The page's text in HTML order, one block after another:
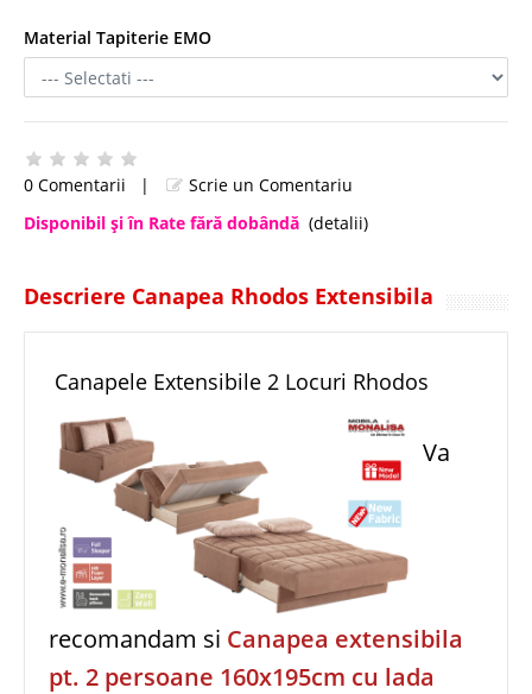
Material Tapiterie EMO
0 Comentarii |
Scrie un Comentariu
Disponibil şi în Rate fără dobândă (detalii)
Descriere Canapea Rhodos Extensibila
Canapele Extensibile 2 Locuri Rhodos
Va
recomandam si Canapea extensibila
pt. 2 persoane 160x195cm cu lada